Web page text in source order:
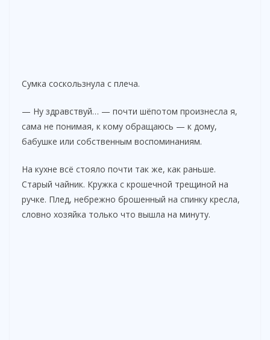
Сумка соскользнула с плеча.
— Ну здравствуй… — почти шёпотом произнесла я,
сама не понимая, к кому обращаюсь — к дому,
бабушке или собственным воспоминаниям.
На кухне всё стояло почти так же, как раньше.
Старый чайник. Кружка с крошечной трещиной на
ручке. Плед, небрежно брошенный на спинку кресла,
словно хозяйка только что вышла на минуту.